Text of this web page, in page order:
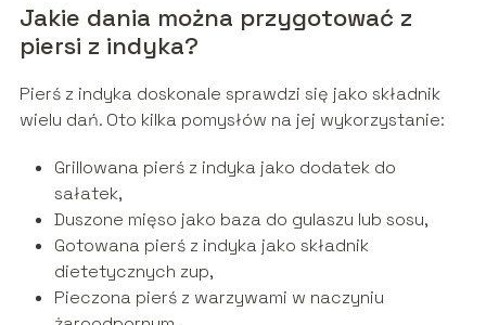
Jakie dania można przygotować z
piersi z indyka?
Pierś z indyka doskonale sprawdzi się jako składnik
wielu dań. Oto kilka pomysłów na jej wykorzystanie:
Grillowana pierś z indyka jako dodatek do
sałatek,
Duszone mięso jako baza do gulaszu lub sosu,
Gotowana pierś z indyka jako składnik
dietetycznych zup,
Pieczona pierś z warzywami w naczyniu